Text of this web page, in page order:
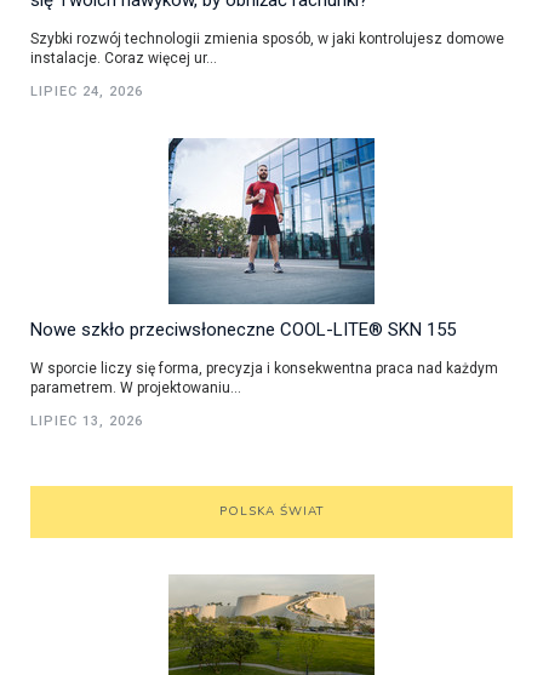
Szybki rozwój technologii zmienia sposób, w jaki kontrolujesz domowe
instalacje. Coraz więcej ur...
LIPIEC 24, 2026
Nowe szkło przeciwsłoneczne COOL-LITE® SKN 155
W sporcie liczy się forma, precyzja i konsekwentna praca nad każdym
parametrem. W projektowaniu...
LIPIEC 13, 2026
POLSKA ŚWIAT